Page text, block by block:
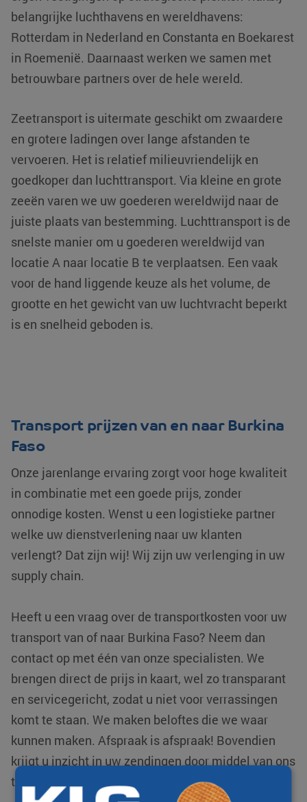
belangrijke luchthavens en wereldhavens:
Rotterdam in Nederland en Constanta en Boekarest
in Roemenië. Daarnaast werken we samen met
betrouwbare partners over de hele wereld.
Zeetransport is uitermate geschikt om zwaardere
en grotere ladingen over lange afstanden te
vervoeren. Het is relatief milieuvriendelijk en
goedkoper dan luchttransport. Via kleine en grote
zeeën varen we uw goederen wereldwijd naar de
juiste plaats van bestemming. Luchttransport is de
snelste manier om u goederen wereldwijd van
locatie A naar locatie B te verplaatsen. Een vaak
voor de hand liggende keuze als het volume, de
grootte en het gewicht van uw luchtvracht beperkt
is en snelheid geboden is.
Transport prijzen van en naar Burkina
Faso
Onze jarenlange ervaring zorgt voor hoge kwaliteit
in combinatie met een goede prijs, zonder
onnodige kosten. Wenst u een logistieke partner
welke uw dienstverlening naar uw klanten
verlengt? Dat zijn wij! Wij zijn uw verlenging in uw
supply chain.
Heeft u een vraag over de transportkosten voor uw
transport van of naar Burkina Faso? Neem dan
contact op met één van onze specialisten. We
brengen direct de prijs in kaart, wel zo transparant
en servicegericht, zodat u niet voor verrassingen
komt te staan. We maken beloftes die we waar
kunnen maken. Afspraak is afspraak! Bovendien
krijgt u inzicht in uw zendingen door middel van ons
track & trace systeem.